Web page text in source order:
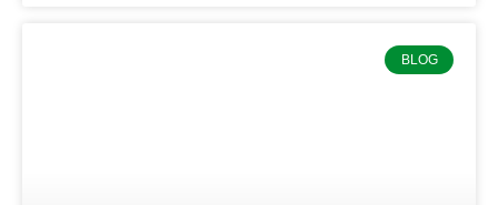
BLOG